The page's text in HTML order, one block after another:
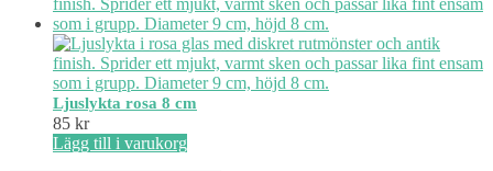
Ljuslykta rosa 8 cm
85 kr
Lägg till i varukorg